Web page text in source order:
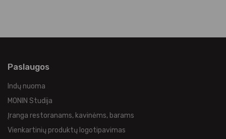
Paslaugos
Indų nuoma
MONIN Studija
Įranga restoranams, kavinėms, barams
Vienkartinių produktų logotipavimas